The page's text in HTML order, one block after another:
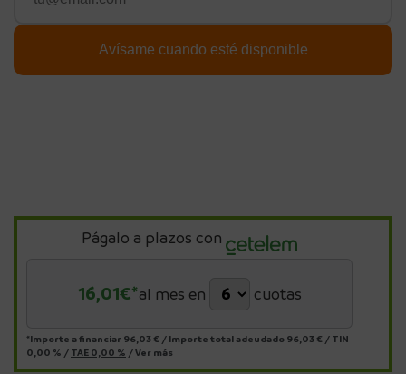
Págalo a plazos con
16,01€*al mes en cuotas
*Importe a financiar 96,03 € / Importe total adeudado 96,03 € / TIN
0,00 % / TAE 0,00 % /Ver más